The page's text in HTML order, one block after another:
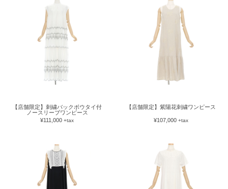
【店舗限定】刺繍バックボウタイ付
ノースリーブワンピース
¥111,000 +tax
【店舗限定】紫陽花刺繍ワンピース
¥107,000 +tax